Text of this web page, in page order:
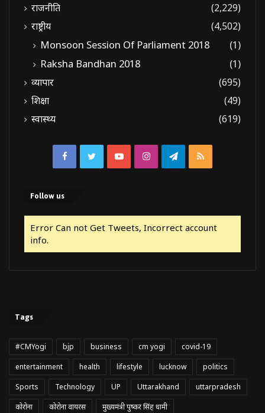
राजनीति
(2,229)
राष्ट्रीय
(4,502)
Monsoon Session Of Parliament 2018
(1)
Raksha Bandhan 2018
(1)
व्यापार
(695)
शिक्षा
(49)
स्वास्थ्य
(619)
FacebookTwitterYouTubeInstagramTelegram
RSS
Follow us
Error Can not Get Tweets, Incorrect account
info.
Tags
#CMYogi bjp business cm yogi
covid-19
entertainment
health lifestyle lucknow
politics
Sports
Technology UP Uttarakhand
uttarpradesh
कोरोना
कोरोना वायरस मुख्यमंत्री पुष्कर सिंह धामी